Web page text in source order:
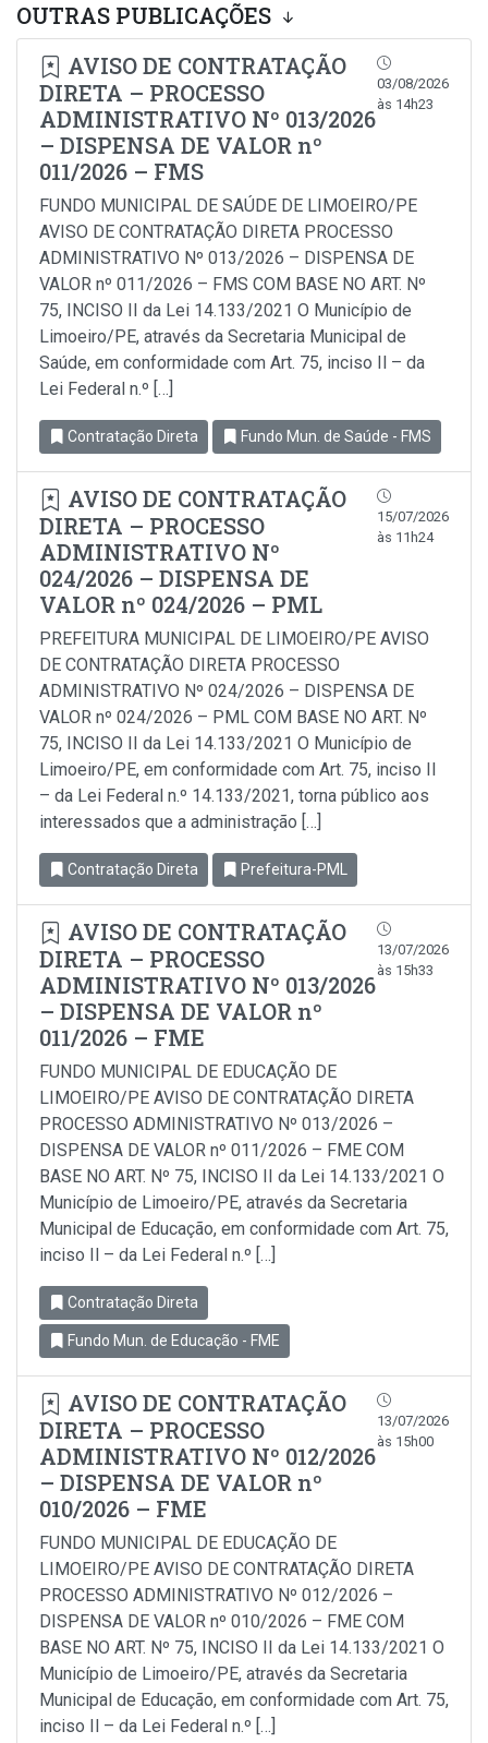
OUTRAS PUBLICAÇÕES
AVISO DE CONTRATAÇÃO
DIRETA – PROCESSO
ADMINISTRATIVO Nº 013/2026
– DISPENSA DE VALOR nº
011/2026 – FMS
03/08/2026
às 14h23
FUNDO MUNICIPAL DE SAÚDE DE LIMOEIRO/PE
AVISO DE CONTRATAÇÃO DIRETA PROCESSO
ADMINISTRATIVO Nº 013/2026 – DISPENSA DE
VALOR nº 011/2026 – FMS COM BASE NO ART. Nº
75, INCISO II da Lei 14.133/2021 O Município de
Limoeiro/PE, através da Secretaria Municipal de
Saúde, em conformidade com Art. 75, inciso Il – da
Lei Federal n.º […]
Contratação Direta Fundo Mun. de Saúde - FMS
AVISO DE CONTRATAÇÃO
DIRETA – PROCESSO
ADMINISTRATIVO Nº
024/2026 – DISPENSA DE
VALOR nº 024/2026 – PML
15/07/2026
às 11h24
PREFEITURA MUNICIPAL DE LIMOEIRO/PE AVISO
DE CONTRATAÇÃO DIRETA PROCESSO
ADMINISTRATIVO Nº 024/2026 – DISPENSA DE
VALOR nº 024/2026 – PML COM BASE NO ART. Nº
75, INCISO II da Lei 14.133/2021 O Município de
Limoeiro/PE, em conformidade com Art. 75, inciso Il
– da Lei Federal n.º 14.133/2021, torna público aos
interessados que a administração […]
Contratação Direta Prefeitura-PML
AVISO DE CONTRATAÇÃO
DIRETA – PROCESSO
ADMINISTRATIVO Nº 013/2026
– DISPENSA DE VALOR nº
011/2026 – FME
13/07/2026
às 15h33
FUNDO MUNICIPAL DE EDUCAÇÃO DE
LIMOEIRO/PE AVISO DE CONTRATAÇÃO DIRETA
PROCESSO ADMINISTRATIVO Nº 013/2026 –
DISPENSA DE VALOR nº 011/2026 – FME COM
BASE NO ART. Nº 75, INCISO II da Lei 14.133/2021 O
Município de Limoeiro/PE, através da Secretaria
Municipal de Educação, em conformidade com Art. 75,
inciso Il – da Lei Federal n.º […]
Contratação Direta
Fundo Mun. de Educação - FME
AVISO DE CONTRATAÇÃO
DIRETA – PROCESSO
ADMINISTRATIVO Nº 012/2026
– DISPENSA DE VALOR nº
010/2026 – FME
13/07/2026
às 15h00
FUNDO MUNICIPAL DE EDUCAÇÃO DE
LIMOEIRO/PE AVISO DE CONTRATAÇÃO DIRETA
PROCESSO ADMINISTRATIVO Nº 012/2026 –
DISPENSA DE VALOR nº 010/2026 – FME COM
BASE NO ART. Nº 75, INCISO II da Lei 14.133/2021 O
Município de Limoeiro/PE, através da Secretaria
Municipal de Educação, em conformidade com Art. 75,
inciso Il – da Lei Federal n.º […]